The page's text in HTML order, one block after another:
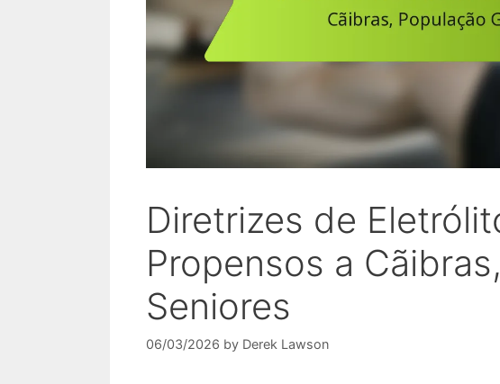
Diretrizes de
Propensos a
Seniores
06/03/2026 by Derek Lawson